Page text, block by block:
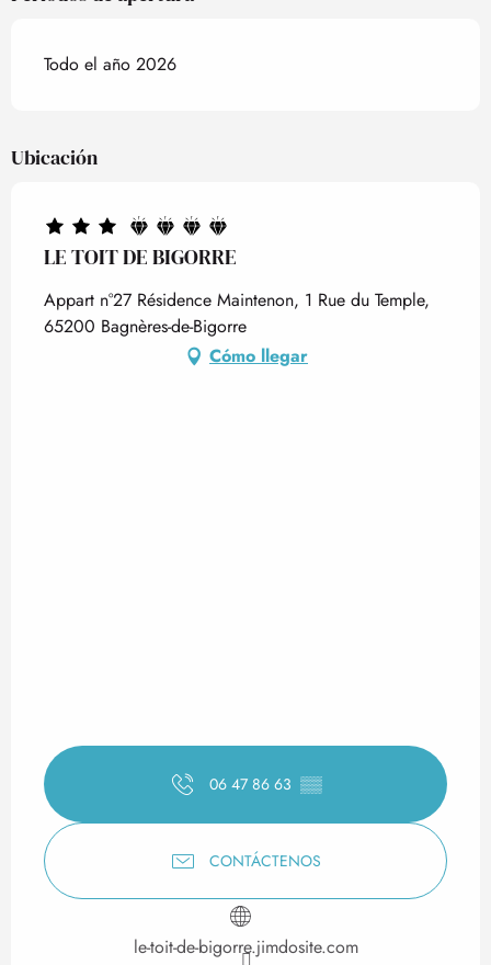
Todo el año 2026
Ubicación
LE TOIT DE BIGORRE
Appart n°27 Résidence Maintenon, 1 Rue du Temple,
65200 Bagnères-de-Bigorre
Cómo llegar
06 47 86 63 ▒▒
CONTÁCTENOS
le-toit-de-bigorre.jimdosite.com